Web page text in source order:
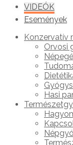
VIDEÓK
Események
Konzervatív
Orvosi
Hasi